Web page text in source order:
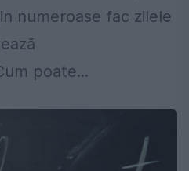
numeroase fac zilele
poate...